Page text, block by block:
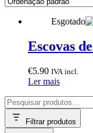
Esgotado
Escovas
€5.90 IVA incl.
Ler mais
Pesquisar
Filtrar produtos